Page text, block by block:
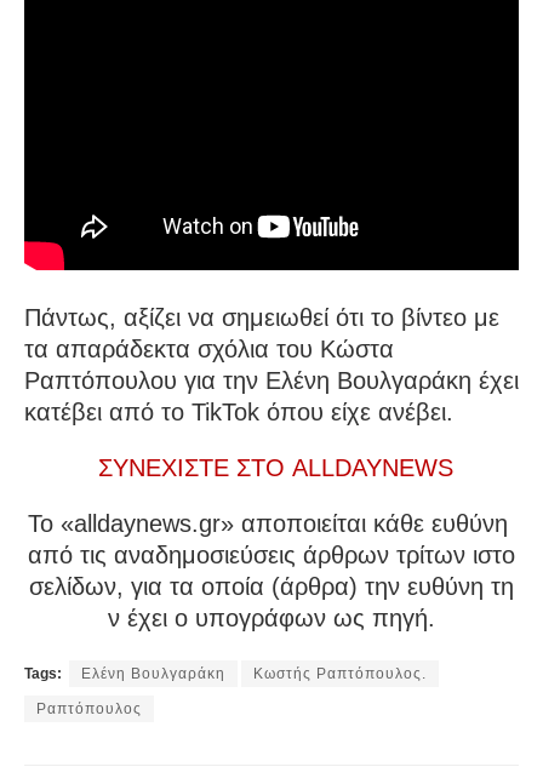
Πάντως, αξίζει να σημειωθεί ότι το βίντεο με
τα απαράδεκτα σχόλια του Κώστα
Ραπτόπουλου για την Ελένη Βουλγαράκη έχει
κατέβει από το TikTok όπου είχε ανέβει.
ΣΥΝΕΧΙΣΤΕ ΣΤΟ ALLDAYNEWS
To «alldaynews.gr» αποποιείται κάθε ευθύνη
από τις αναδημοσιεύσεις άρθρων τρίτων ιστο
σελίδων, για τα οποία (άρθρα) την ευθύνη τη
ν έχει ο υπογράφων ως πηγή.
Tags: Ελένη Βουλγαράκη Κωστής Ραπτόπουλος.
Ραπτόπουλος